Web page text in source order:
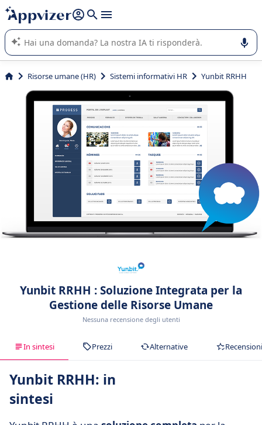
righe con
shift + enter
L'IA di Appvizer vi guida nell'utilizzo o nella scelta di un
software SaaS per la vostra azienda.
Risorse umane (HR) Sistemi informativi HR Yunbit RRHH
Yunbit RRHH : Soluzione Integrata per la
Gestione delle Risorse Umane
Nessuna recensione degli utenti
In sintesi Prezzi Alternative Recensioni
Yunbit RRHH: in
sintesi